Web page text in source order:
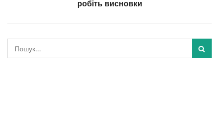
робіть висновки